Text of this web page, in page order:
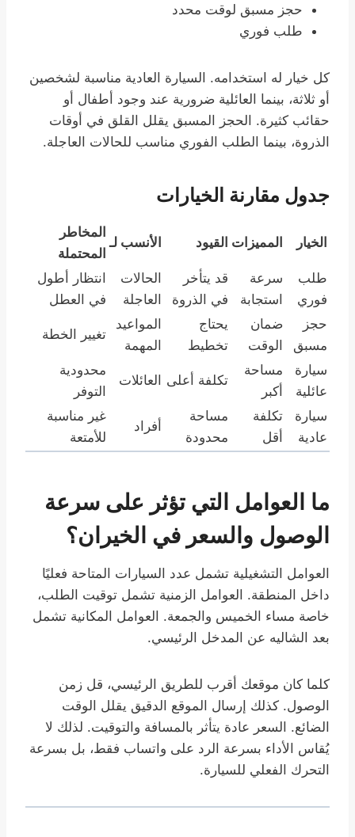
حجز مسبق لوقت محدد
طلب فوري
كل خيار له استخدامه. السيارة العادية مناسبة لشخصين
أو ثلاثة، بينما العائلية ضرورية عند وجود أطفال أو
حقائب كثيرة. الحجز المسبق يقلل القلق في أوقات
الذروة، بينما الطلب الفوري مناسب للحالات العاجلة.
جدول مقارنة الخيارات
الخيار المميزات القيود الأنسب لـ
المخاطر
المحتملة
طلب
فوري
سرعة
استجابة
قد يتأخر
في الذروة
الحالات
العاجلة
انتظار أطول
في العطل
حجز
مسبق
ضمان
الوقت
يحتاج
تخطيط
المواعيد
المهمة
تغيير الخطة
سيارة
عائلية
مساحة
أكبر
تكلفة أعلى العائلات
محدودية
التوفر
سيارة
عادية
تكلفة
أقل
مساحة
محدودة
أفراد
غير مناسبة
للأمتعة
ما العوامل التي تؤثر على سرعة
الوصول والسعر في الخيران؟
العوامل التشغيلية تشمل عدد السيارات المتاحة فعليًا
داخل المنطقة. العوامل الزمنية تشمل توقيت الطلب،
خاصة مساء الخميس والجمعة. العوامل المكانية تشمل
بعد الشاليه عن المدخل الرئيسي.
كلما كان موقعك أقرب للطريق الرئيسي، قل زمن
الوصول. كذلك إرسال الموقع الدقيق يقلل الوقت
الضائع. السعر عادة يتأثر بالمسافة والتوقيت. لذلك لا
يُقاس الأداء بسرعة الرد على واتساب فقط، بل بسرعة
التحرك الفعلي للسيارة.